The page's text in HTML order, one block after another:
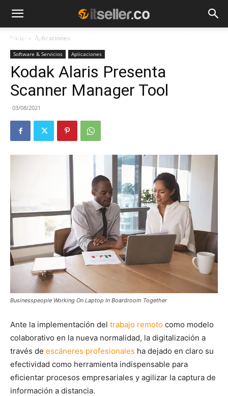
NOTICIAS TENDENCIAS
Inicio Aplicaciones
Software & Servicios Aplicaciones
Kodak Alaris Presenta
Scanner Manager Tool
03/08/2021
Businesspeople Working On Laptop In Boardroom Together
Ante la implementación del trabajo remoto como modelo
colaborativo en la nueva normalidad, la digitalización a
través de escáneres profesionales ha dejado en claro su
efectividad como herramienta indispensable para
eficientar procesos empresariales y agilizar la captura de
información a distancia.